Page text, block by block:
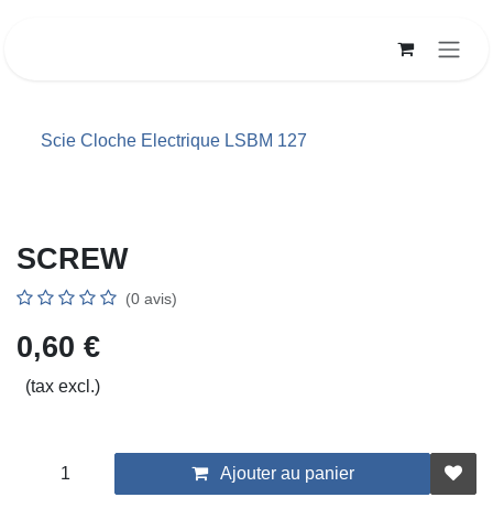
Scie Cloche Electrique LSBM 127
SCREW
(0 avis)
0,60 €
(tax excl.)
Ajouter au panier